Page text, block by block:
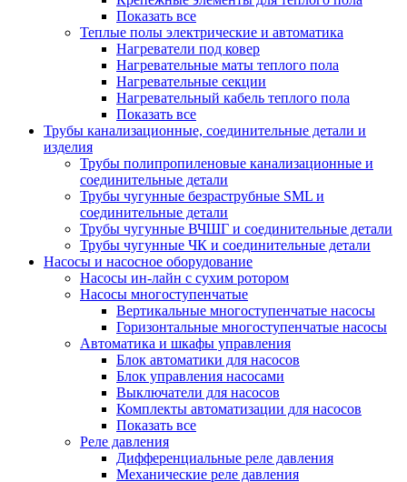
Показать все
Теплые полы электрические и автоматика
Нагреватели под ковер
Нагревательные маты теплого пола
Нагревательные секции
Нагревательный кабель теплого пола
Показать все
Трубы канализационные, соединительные детали и
изделия
Трубы полипропиленовые канализационные и
соединительные детали
Трубы чугунные безраструбные SML и
соединительные детали
Трубы чугунные ВЧШГ и соединительные детали
Трубы чугунные ЧК и соединительные детали
Насосы и насосное оборудование
Насосы ин-лайн с сухим ротором
Насосы многоступенчатые
Вертикальные многоступенчатые насосы
Горизонтальные многоступенчатые насосы
Автоматика и шкафы управления
Блок автоматики для насосов
Блок управления насосами
Выключатели для насосов
Комплекты автоматизации для насосов
Показать все
Реле давления
Дифференциальные реле давления
Механические реле давления